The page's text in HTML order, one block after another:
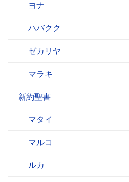
ヨナ
ハバクク
ゼカリヤ
マラキ
新約聖書
マタイ
マルコ
ルカ